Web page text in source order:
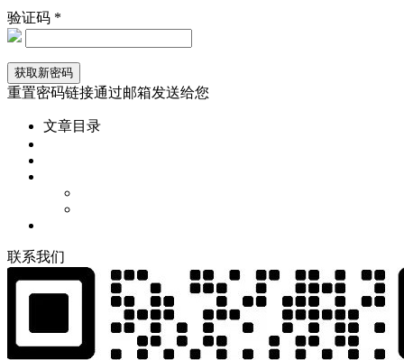
验证码 *
重置密码链接通过邮箱发送给您
文章目录
联系我们